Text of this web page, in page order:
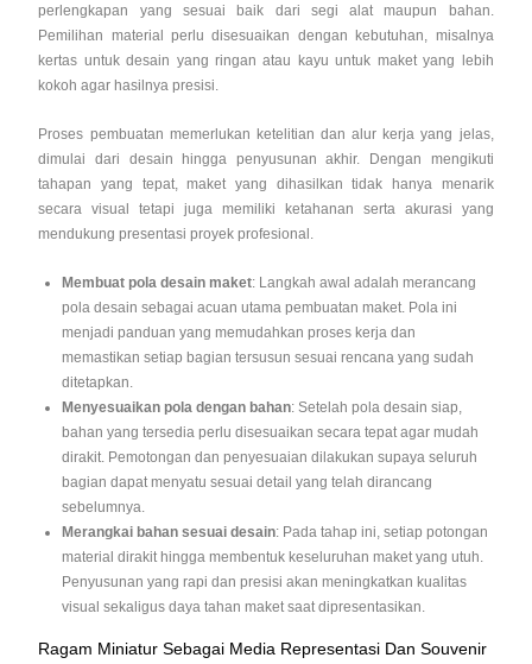
perlengkapan yang sesuai baik dari segi alat maupun bahan.
Pemilihan material perlu disesuaikan dengan kebutuhan, misalnya
kertas untuk desain yang ringan atau kayu untuk maket yang lebih
kokoh agar hasilnya presisi.
Proses pembuatan memerlukan ketelitian dan alur kerja yang jelas,
dimulai dari desain hingga penyusunan akhir. Dengan mengikuti
tahapan yang tepat, maket yang dihasilkan tidak hanya menarik
secara visual tetapi juga memiliki ketahanan serta akurasi yang
mendukung presentasi proyek profesional.
Membuat pola desain maket: Langkah awal adalah merancang
pola desain sebagai acuan utama pembuatan maket. Pola ini
menjadi panduan yang memudahkan proses kerja dan
memastikan setiap bagian tersusun sesuai rencana yang sudah
ditetapkan.
Menyesuaikan pola dengan bahan: Setelah pola desain siap,
bahan yang tersedia perlu disesuaikan secara tepat agar mudah
dirakit. Pemotongan dan penyesuaian dilakukan supaya seluruh
bagian dapat menyatu sesuai detail yang telah dirancang
sebelumnya.
Merangkai bahan sesuai desain: Pada tahap ini, setiap potongan
material dirakit hingga membentuk keseluruhan maket yang utuh.
Penyusunan yang rapi dan presisi akan meningkatkan kualitas
visual sekaligus daya tahan maket saat dipresentasikan.
Ragam Miniatur Sebagai Media Representasi Dan Souvenir